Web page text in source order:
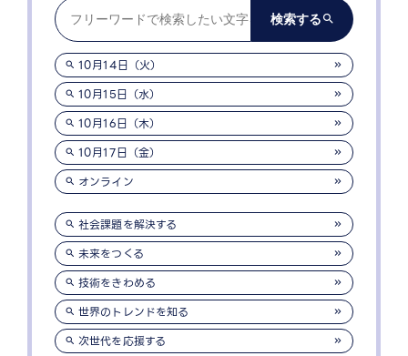
10月14日（火）
10月15日（水）
10月16日（木）
10月17日（金）
オンライン
社会課題を解決する
未来をつくる
技術をきわめる
世界のトレンドを知る
次世代を応援する